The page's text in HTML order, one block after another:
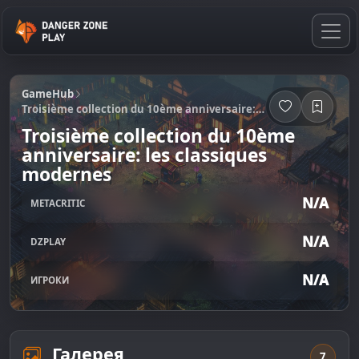
GameHub
Troisième collection du 10ème anniversaire: les classiques modernes
Troisième collection du 10ème
anniversaire: les classiques
modernes
METACRITIC N/A
DZPLAY N/A
ИГРОКИ N/A
Галерея